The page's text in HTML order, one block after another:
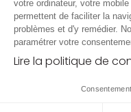
votre ordinateur, votre
permettent de faciliter la
problèmes et d'y remédier.
paramétrer votre
Lire la politique de